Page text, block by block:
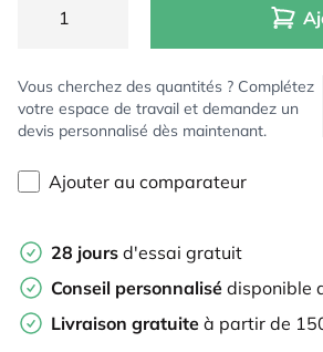
Vous cherchez des quantités ? Complétez
votre espace de travail et demandez un
devis personnalisé dès maintenant.
Ajouter au comparateur
28 jours d'essai gratuit
Conseil personnalisé disponible
Livraison gratuite à partir de